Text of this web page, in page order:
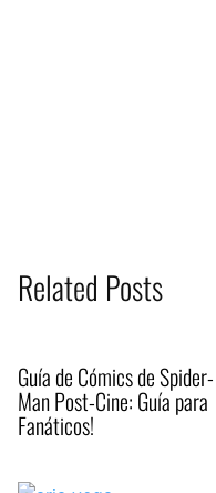
Related Posts
Guía de Cómics de Spider-
Man Post-Cine: Guía para
Fanáticos!